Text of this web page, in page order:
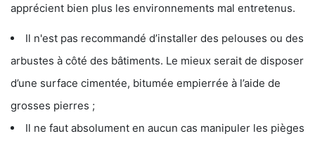
apprécient bien plus les environnements mal entretenus.
Il n'est pas recommandé d’installer des pelouses ou des
arbustes à côté des bâtiments. Le mieux serait de disposer
d’une surface cimentée, bitumée empierrée à l’aide de
grosses pierres ;
Il ne faut absolument en aucun cas manipuler les pièges